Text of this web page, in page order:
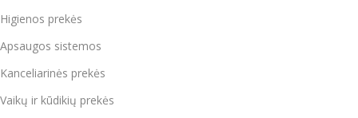
Higienos prekės
Apsaugos sistemos
Kanceliarinės prekės
Vaikų ir kūdikių prekės